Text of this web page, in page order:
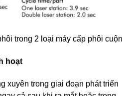
trong 2 loại máy cấp phôi cuộn
hoạt
xuyên trong giai đoạn phát triển